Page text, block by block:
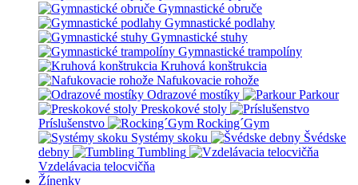
Gymnastické obruče
Gymnastické podlahy
Gymnastické stuhy
Gymnastické trampolíny
Kruhová konštrukcia
Nafukovacie rohože
Odrazové mostíky
Parkour
Preskokové stoly
Príslušenstvo
Rocking´Gym
Systémy skoku
Švédske
debny
Tumbling
Vzdelávacia telocvičňa
Žínenky